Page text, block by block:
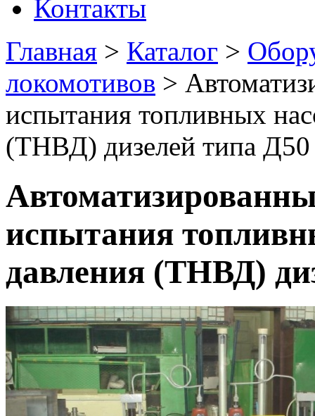
Контакты
Главная > Каталог >
локомотивов >
испытания топливных
(ТНВД) дизелей типа Д50
испытания
давления (ТНВД)